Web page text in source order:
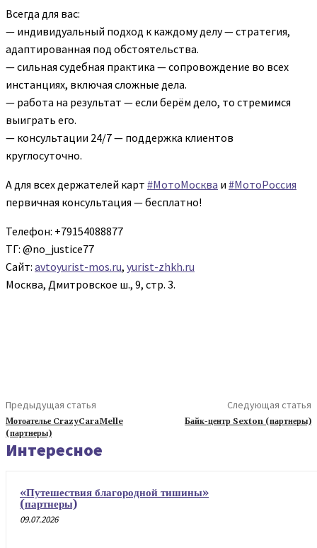
Всегда для вас:
— индивидуальный подход к каждому делу — стратегия,
адаптированная под обстоятельства.
— сильная судебная практика — сопровождение во всех
инстанциях, включая сложные дела.
— работа на результат — если берём дело, то стремимся
выиграть его.
— консультации 24/7 — поддержка клиентов
круглосуточно.
А для всех держателей карт #МотоМосква и #МотоРоссия
первичная консультация — бесплатно!
Телефон: +79154088877
ТГ: @no_justice77
Сайт: avtoyurist-mos.ru, yurist-zhkh.ru
Москва, Дмитровское ш., 9, стр. 3.
Предыдущая статья
Мотоателье CrazyCaraMelle
(партнеры)
Следующая статья
Байк-центр Sexton (партнеры)
Интересное
«Путешествия благородной тишины»
(партнеры)
09.07.2026